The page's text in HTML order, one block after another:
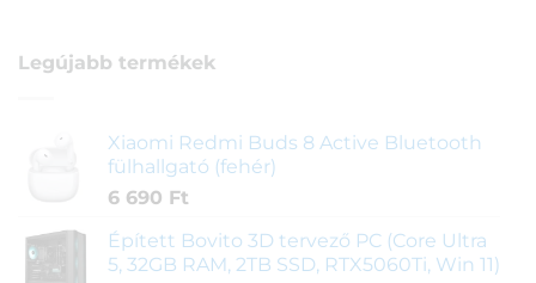
Legújabb termékek
Xiaomi Redmi Buds 8 Active Bluetooth
fülhallgató (fehér)
6 690 Ft
Épített Bovito 3D tervező PC (Core Ultra
5, 32GB RAM, 2TB SSD, RTX5060Ti, Win 11)